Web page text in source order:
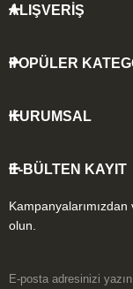
ALIŞVERİŞ
POPÜLER
KURUMSAL
E-BÜLTEN KAYIT
olun.